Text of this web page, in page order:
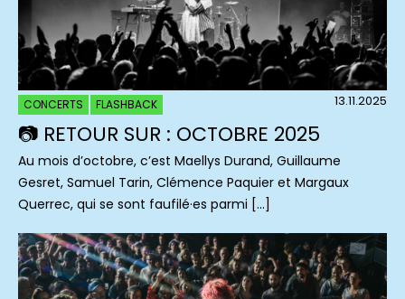
CONCERTS FLASHBACK 13.11.2025
📷 RETOUR SUR : OCTOBRE 2025
Au mois d’octobre, c’est Maellys Durand, Guillaume
Gesret, Samuel Tarin, Clémence Paquier et Margaux
Querrec, qui se sont faufilé·es parmi […]